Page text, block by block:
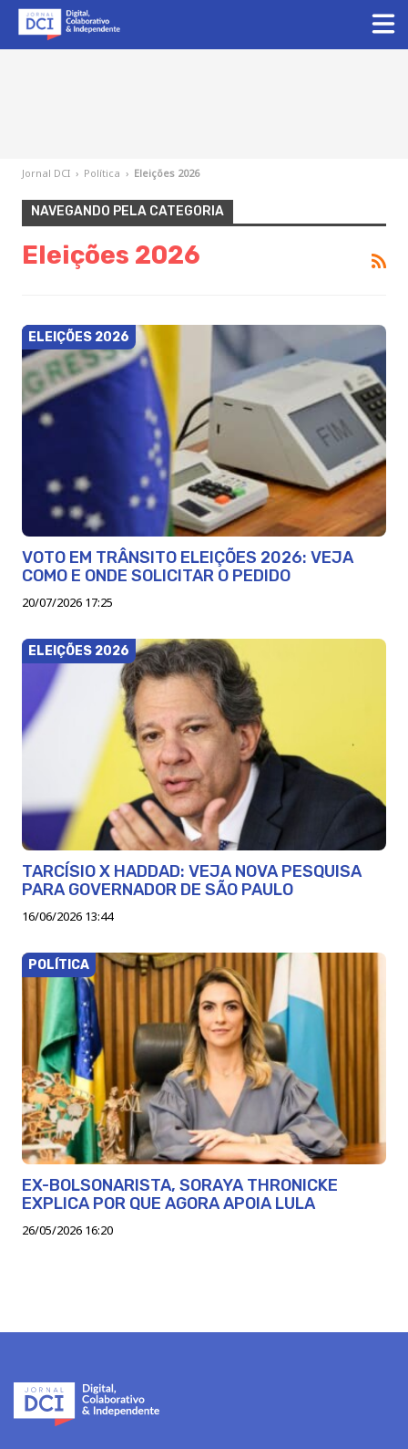
Jornal DCI › Política › Eleições 2026
NAVEGANDO PELA CATEGORIA
Eleições 2026
ELEIÇÕES 2026
VOTO EM TRÂNSITO ELEIÇÕES 2026: VEJA
COMO E ONDE SOLICITAR O PEDIDO
20/07/2026 17:25
ELEIÇÕES 2026
TARCÍSIO X HADDAD: VEJA NOVA PESQUISA
PARA GOVERNADOR DE SÃO PAULO
16/06/2026 13:44
POLÍTICA
EX-BOLSONARISTA, SORAYA THRONICKE
EXPLICA POR QUE AGORA APOIA LULA
26/05/2026 16:20